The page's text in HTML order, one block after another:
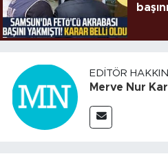
EDITÖR
Merve Nur